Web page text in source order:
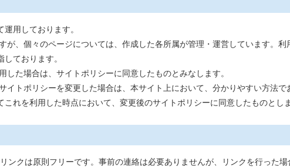
用しております。
、個々のページについては、作成した各所属が管理・運営しています。利
ております。
た場合は、サイトポリシーに同意したものとみなします。
トポリシーを変更した場合は、本サイト上において、分かりやすい方法で
れを利用した時点において、変更後のサイトポリシーに同意したものとしま
ンクは原則フリーです。事前の連絡は必要ありませんが、リンクを行った場